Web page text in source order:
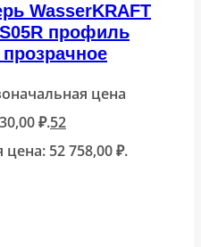
WasserKRAFT
профиль
цена
₽.52
52 758,00 ₽.